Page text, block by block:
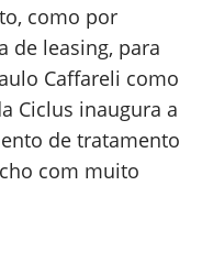
como por
de leasing, para
Caffareli como
Ciclus inaugura a
de tratamento
com muito